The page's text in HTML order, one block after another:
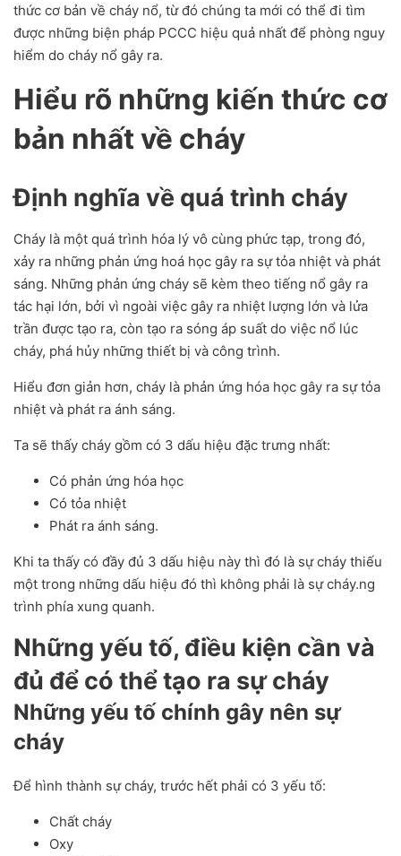
thức cơ bản về cháy nổ, từ đó chúng ta mới có thể đi tìm
được những biện pháp PCCC hiệu quả nhất để phòng nguy
hiểm do cháy nổ gây ra.
Hiểu rõ những kiến thức cơ
bản nhất về cháy
Định nghĩa về quá trình cháy
Cháy là một quá trình hóa lý vô cùng phức tạp, trong đó,
xảy ra những phản ứng hoá học gây ra sự tỏa nhiệt và phát
sáng. Những phản ứng cháy sẽ kèm theo tiếng nổ gây ra
tác hại lớn, bởi vì ngoài việc gây ra nhiệt lượng lớn và lửa
trần được tạo ra, còn tạo ra sóng áp suất do việc nổ lúc
cháy, phá hủy những thiết bị và công trình.
Hiểu đơn giản hơn, cháy là phản ứng hóa học gây ra sự tỏa
nhiệt và phát ra ánh sáng.
Ta sẽ thấy cháy gồm có 3 dấu hiệu đặc trưng nhất:
Có phản ứng hóa học
Có tỏa nhiệt
Phát ra ánh sáng.
Khi ta thấy có đầy đủ 3 dấu hiệu này thì đó là sự cháy thiếu
một trong những dấu hiệu đó thì không phải là sự cháy.ng
trình phía xung quanh.
Những yếu tố, điều kiện cần và
đủ để có thể tạo ra sự cháy
Những yếu tố chính gây nên sự
cháy
Để hình thành sự cháy, trước hết phải có 3 yếu tố:
Chất cháy
Oxy